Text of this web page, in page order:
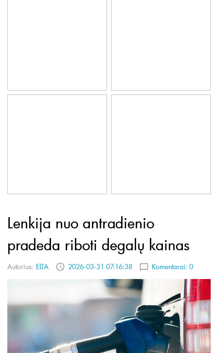
Lenkija nuo antradienio
pradeda riboti degalų kainas
Autorius: ELTA 2026-03-31 07:16:38 Komentarai: 0